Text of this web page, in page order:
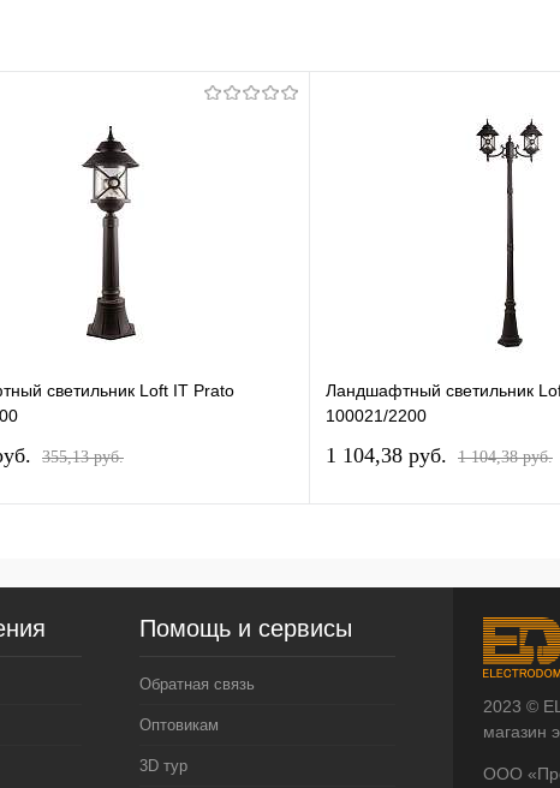
светильник Loft IT Prato
355,13 pуб.
Ландшафтный светильник
100021/2200
1 104,38 pуб. 1 104,38 pуб.
Помощь и сервисы
Обратная связь
Оптовикам
3D тур
2023 ©
магазин
ООО